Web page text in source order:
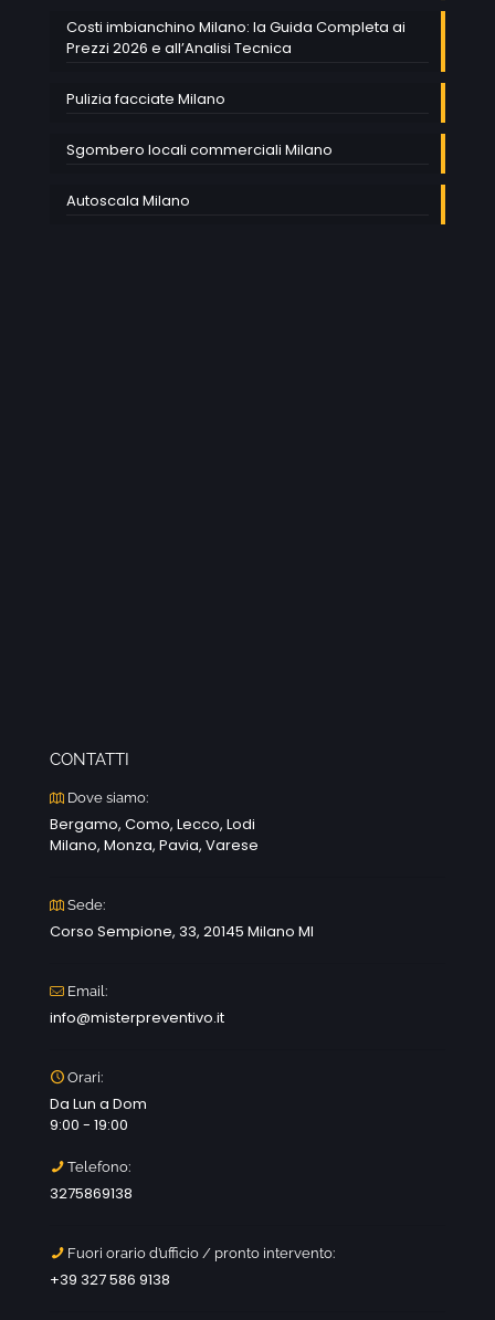
Costi imbianchino Milano: la Guida Completa ai
Prezzi 2026 e all’Analisi Tecnica
Pulizia facciate Milano
Sgombero locali commerciali Milano
Autoscala Milano
CONTATTI
Dove siamo:
Bergamo, Como, Lecco, Lodi
Milano, Monza, Pavia, Varese
Sede:
Corso Sempione, 33, 20145 Milano MI
Email:
info@misterpreventivo.it
Orari:
Da Lun a Dom
9:00 - 19:00
Telefono:
3275869138
Fuori orario d’ufficio / pronto intervento:
+39 327 586 9138